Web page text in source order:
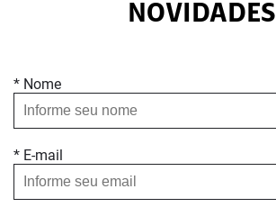
NOVIDADES
* Nome
* E-mail